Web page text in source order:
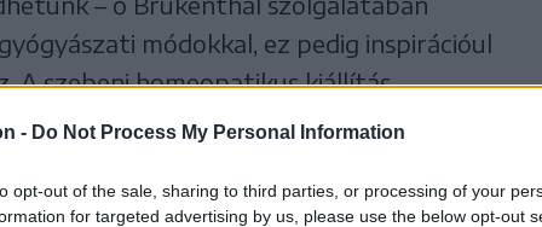
- Do Not Process My Personal Information
opt-out of the sale, sharing to third parties, or processing of your
for targeted advertising by us, please use the below opt-out
módokkal, ez pedig inspirációul
A szebeni homeopatikus kiállítás
számba, az egykori Az angyalnál (La
a tárgyi anyagot. De ki is volt
évei után igazi hírnévre tett szert?